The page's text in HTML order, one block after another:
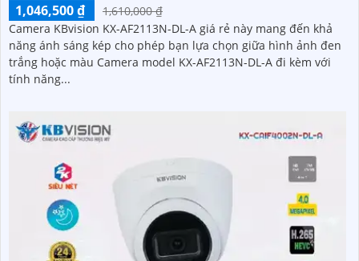
1,046,500 ₫
1,610,000 ₫
Camera KBvision KX-AF2113N-DL-A giá rẻ này mang đến khả
năng ánh sáng kép cho phép bạn lựa chọn giữa hình ảnh đen
trắng hoặc màu Camera model KX-AF2113N-DL-A đi kèm với
tính năng...